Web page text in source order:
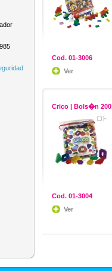
Cod. 01-3006
Ver
Crico | Bols�n
Cod. 01-3004
Ver